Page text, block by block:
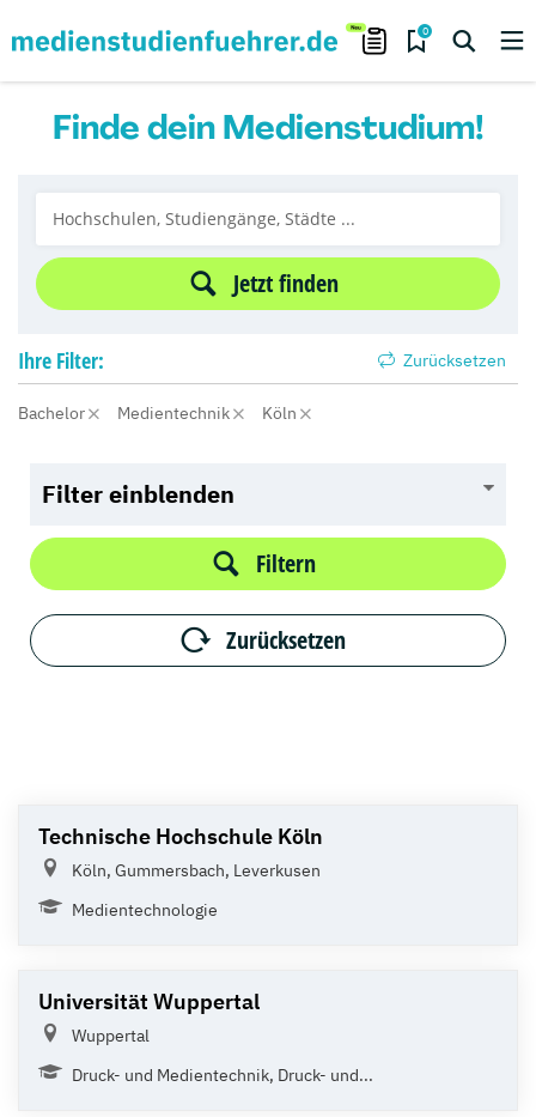
0
Finde dein Medienstudium!
Jetzt finden
Ihre Filter: Zurücksetzen
Bachelor Medientechnik Köln
Filter einblenden
Filtern
Zurücksetzen
Technische Hochschule Köln
Köln, Gummersbach, Leverkusen
Medientechnologie
Universität Wuppertal
Wuppertal
Druck- und Medientechnik, Druck- und...